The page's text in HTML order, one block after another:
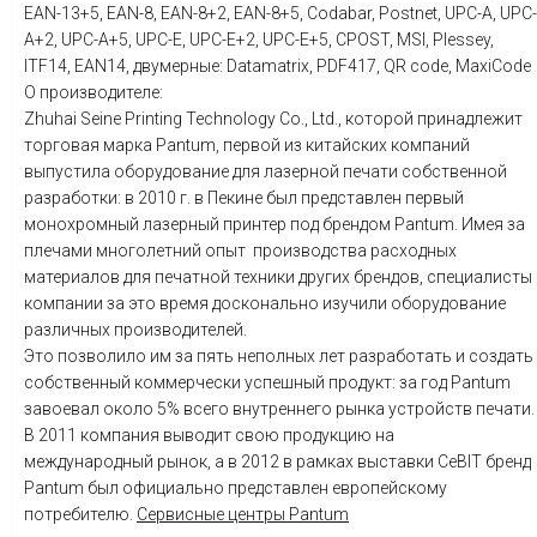
EAN-13+5, EAN-8, EAN-8+2, EAN-8+5, Codabar, Postnet, UPC-A, UPC-
A+2, UPC-A+5, UPC-E, UPC-E+2, UPC-E+5, CPOST, MSI, Plessey,
ITF14, EAN14, двумерные: Datamatrix, PDF417, QR code, MaxiCode
О производителе:
Zhuhai Seine Printing Technology Co., Ltd., которой принадлежит
торговая марка Pantum, первой из китайских компаний
выпустила оборудование для лазерной печати собственной
разработки: в 2010 г. в Пекине был представлен первый
монохромный лазерный принтер под брендом Pantum. Имея за
плечами многолетний опыт производства расходных
материалов для печатной техники других брендов, специалисты
компании за это время досконально изучили оборудование
различных производителей.
Это позволило им за пять неполных лет разработать и создать
собственный коммерчески успешный продукт: за год Pantum
завоевал около 5% всего внутреннего рынка устройств печати.
В 2011 компания выводит свою продукцию на
международный рынок, а в 2012 в рамках выставки CeBIT бренд
Pantum был официально представлен европейскому
потребителю. Сервисные центры Pantum